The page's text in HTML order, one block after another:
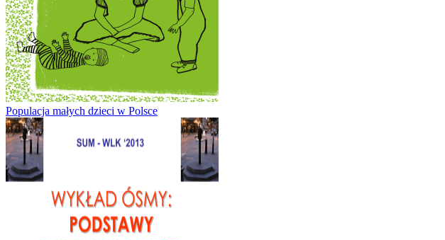
Populacja małych dzieci w Polsce